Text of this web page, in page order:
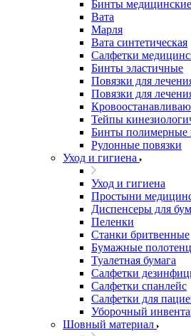
Бинты медицинские
Вата
Марля
Вата синтетическая
Салфетки
Бинты эластичные
Повязки для
Повязки для
Тейпы
Бинты полимерные
Рулонные повязки
Уход и гигиена
Уход и гигиена
Простыни
Диспенсеры для
Пеленки
Станки бритвенные
Бумажные
Туалетная бумага
Салфетки
Салфетки спанлейс
Салфетки для
Уборочный
Шовный материал